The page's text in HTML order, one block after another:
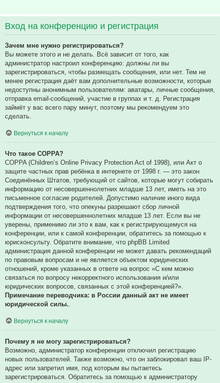
Вход на конференцию и регистрация
Зачем мне нужно регистрироваться?
Вы можете этого и не делать. Всё зависит от того, как
администратор настроил конференцию: должны ли вы
зарегистрироваться, чтобы размещать сообщения, или нет. Тем не
менее регистрация даёт вам дополнительные возможности, которые
недоступны анонимным пользователям: аватары, личные сообщения,
отправка email-сообщений, участие в группах и т. д. Регистрация
займёт у вас всего пару минут, поэтому мы рекомендуем это
сделать.
Вернуться к началу
Что такое COPPA?
COPPA (Children’s Online Privacy Protection Act of 1998), или Акт о
защите частных прав ребёнка в интернете от 1998 г. — это закон
Соединённых Штатов, требующий от сайтов, которые могут собирать
информацию от несовершеннолетних младше 13 лет, иметь на это
письменное согласие родителей. Допустимо наличие иного вида
подтверждения того, что опекуны разрешают сбор личной
информации от несовершеннолетних младше 13 лет. Если вы не
уверены, применимо ли это к вам, как к регистрирующемуся на
конференции, или к самой конференции, обратитесь за помощью к
юрисконсульту. Обратите внимание, что phpBB Limited
администрация данной конференции не может давать рекомендаций
по правовым вопросам и не является объектом юридических
отношений, кроме указанных в ответе на вопрос «С кем можно
связаться по вопросу некорректного использования и/или
юридических вопросов, связанных с этой конференцией?».
Примечание переводчика: в России данный акт не имеет
юридической силы..
Вернуться к началу
Почему я не могу зарегистрироваться?
Возможно, администратор конференции отключил регистрацию
новых пользователей. Также возможно, что он заблокировал ваш IP-
адрес или запретил имя, под которым вы пытаетесь
зарегистрироваться. Обратитесь за помощью к администратору